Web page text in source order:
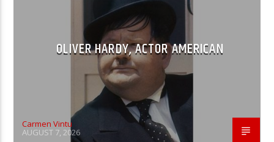
OLIVER HARDY, ACTOR AMERICAN
Carmen Vintu
AUGUST 7, 2026